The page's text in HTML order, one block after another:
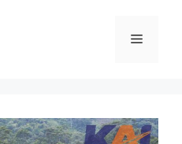
Menu